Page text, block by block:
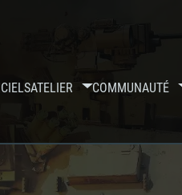
ATELIER COMMUNAUTÉ